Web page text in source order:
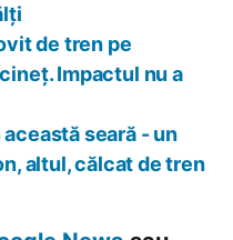
de tren pe
Impactul nu a
seară - un
altul, călcat de tren